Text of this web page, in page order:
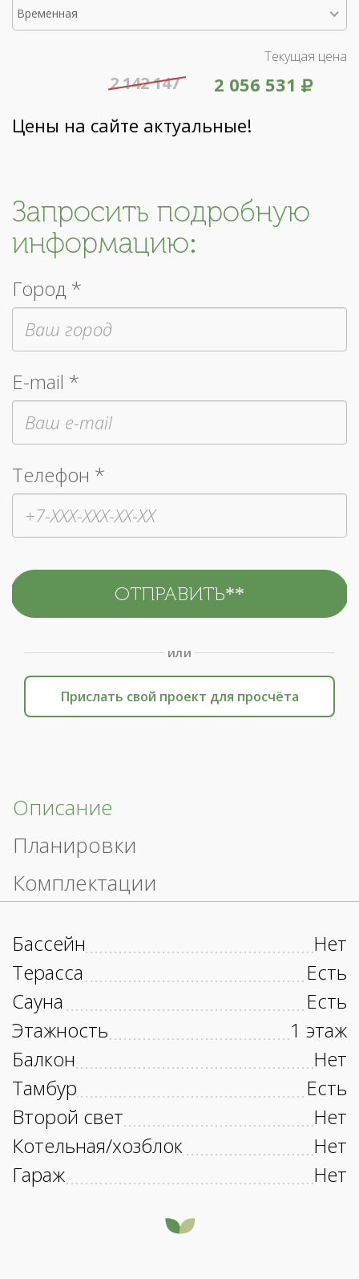
Временная
Текущая цена
2 056 531
2 142 147
Цены на сайте актуальные!
Запросить подробную
информацию:
Город *
E-mail *
Телефон *
или
Прислать свой проект для просчёта
Описание
Планировки
Комплектации
Бассейн
Нет
Терасса
Есть
Сауна
Есть
Этажность
1 этаж
Балкон
Нет
Тамбур
Есть
Второй свет
Нет
Котельная/хозблок
Нет
Гараж
Нет